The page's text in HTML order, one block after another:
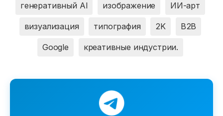
генеративный AI изображение ИИ-арт
визуализация типография 2K B2B
Google креативные индустрии.